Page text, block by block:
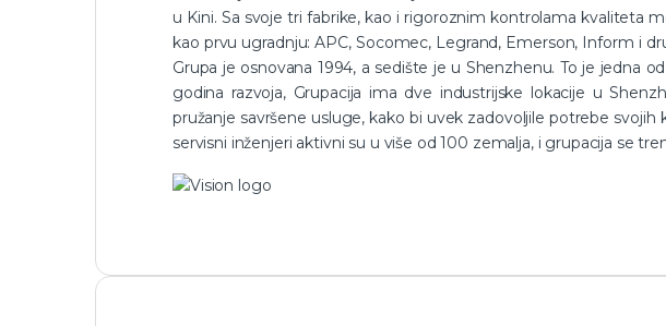
u Kini. Sa svoje tri fabrike, kao i rigoroznim kontrolama kvaliteta
kao prvu ugradnju: APC, Socomec, Legrand, Emerson, Inform i
Grupa je osnovana 1994, a sedište je u Shenzhenu. To je jedna
godina razvoja, Grupacija ima dve industrijske lokacije u
pružanje savršene usluge, kako bi uvek zadovoljile potrebe
servisni inženjeri aktivni su u više od 100 zemalja, i grupacija se